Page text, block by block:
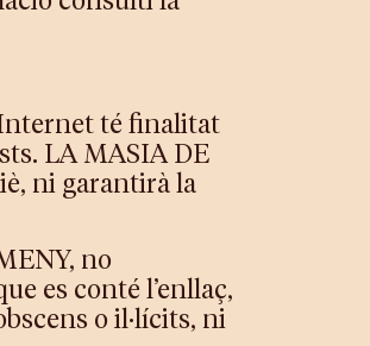
té finalitat
LA MASIA DE
ni garantirà la
no
es conté l’enllaç,
o il·lícits, ni